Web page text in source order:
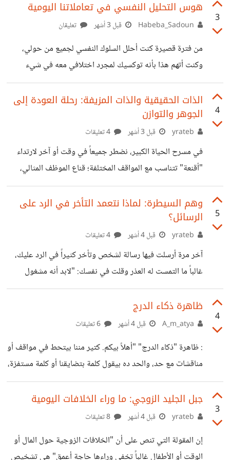
بوصفه علاقات مُرهِقة نفسيًا، حيث يعتاد الإنسان فيها على
العطاء دون مقابل، أو على التبرير المستمر لسلوكيات مؤذية.في
آلية التعلّق نفسها. إذ يميل بعض الأفراد إلى التمسك بمن يؤذيهم
خوفًا من الوحدة، أو بدافع الحاجة إلى القبول. وهنا يظهر
3
هوس التحليل النفسي في تعاملاتنا اليومية
قبل 3 أشهر تعليقان
من فترة قصيرة كنت أحلل السلوك النفسي لجميع من حولي،
وكنت أتهم هذا بأنه توكسيك لمجرد اختلافي معه في شيء
محدد أو لأن مبادئنا مختلفة، و أتهم البعض بالنرجسية حتى ولو
كان ما يفعله مجرد تقدير للذات وليس بالنرجسية كمرض. كل
ذلك كان بسبب كثرة مشاهدة المحتوى النفسي وتطبيقه على
الآخرين، وللأسف كنت أتجاهل تطبيق هذا الكلام على نفسي
لأستفيد وفقط أصدر أحكام علي الجميع. حولت علاقاتي
الإنسانية من مساحة للتفاهم لقاعة محكمة؛ وبدلاً من أن أحاول
4
الذات الحقيقية والذات المزيفة: رحلة العودة إلى
الجوهر والتوازن
قبل 3 أشهر
في مسرح الحياة الكبير، نضطر جميعاً في وقت أو آخر لارتداء
"أقنعة" تتناسب مع المواقف المختلفة؛ قناع الموظف المثالي،
قناع الابن المطيع، أو قناع الصديق القوي. ولكن، ماذا يحدث
عندما ننسى أننا نرتدي قناعاً، ونبدأ في الاعتقاد بأن هذا القناع
فهم هذا الصراع وكيفية إدارته هو الخطوة الأولى نحو الشفاء
النفسي وتحقيق حياة متوازنة وأصيلة. ما هي الذات الحقيقية؟
5
وهم السيطرة: لماذا نتعمد التأخر في الرد على
الرسائل؟
قبل 4 أشهر
آخر مرة أرسلت فيها رسالة لشخص وتأخر كثيراً في الرد عليك،
غالباً ما التمست له العذر وقلت في نفسك: "لابد أنه مشغول
جداً"، أو "ربما قرأها من الإشعارات ونسي الرد". ولكن، لو واجهت
نفسك بصدق ووقفت أمام المرآة قليلاً: هل تقوم أنت أحياناً
بنفس هذا السلوك؟ هل تفتح هاتفك، تقرأ الرسالة، وبإمكانك الرد
هذا التصرف البسيط اليومي، يختبئ دافع نفسي عميق ومعقد
يتجاوز فكرة "الانشغال"، وهو ما يُعرف في علم
4
ظاهرة ذكاء الدرج
قبل 4 أشهر
: ظاهرة "ذكاء الدرج" "أهلاً بيكم. كتير مننا بيتحط في مواقف أو
مناقشات مع حد، والحد ده بيقول كلمة بتضايقنا أو كلمة مستفزة،
وبنقف مش عارفين نرد، وعقلنا بيقف عن التفكير تماماً. وبعد ما
بنمشي وبنخرج من المكان، وأول ما رجِلنا تلمس أول درجة في
السلم (الدرج)، نلاقي الردود المناسبة والمثالية بدأت تظهر في
رديت وقولت كذا'." "الموضوع ده في علم النفس ليه مصطلح
3
جبل الجليد الزوجي: ما وراء الخلافات اليومية
قبل 4 أشهر
إن المقولة التي تنص على أن "الخلافات الزوجية حول المال أو
الوقت أو الأطفال غالباً تخفي وراءها حاجة أعمق" هي تشخيص